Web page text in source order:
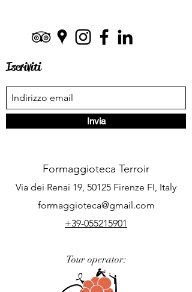
Iscriviti
Invia
Formaggioteca Terroir
Via dei Renai 19, 50125 Firenze FI, Italy
formaggioteca@gmail.com
+39-055215901
Tour operator: